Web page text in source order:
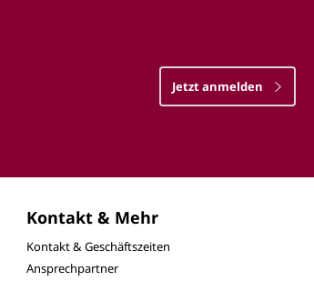
Jetzt anmelden
Kontakt & Mehr
Kontakt & Geschäftszeiten
Ansprechpartner